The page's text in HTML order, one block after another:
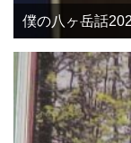
僕の八ヶ岳話